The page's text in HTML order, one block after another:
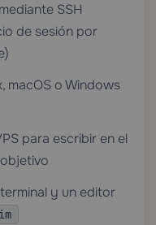
SSH
de sesión por
macOS o Windows
para escribir en el
y un editor